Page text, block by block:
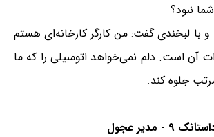
نبود؟
با لبخندی گفت: من کارگر کارخانه‌ای هستم
آن است. دلم نمی‌خواهد اتومبيلی را که ما
جلوه کند.
۹ - مدیر عجول